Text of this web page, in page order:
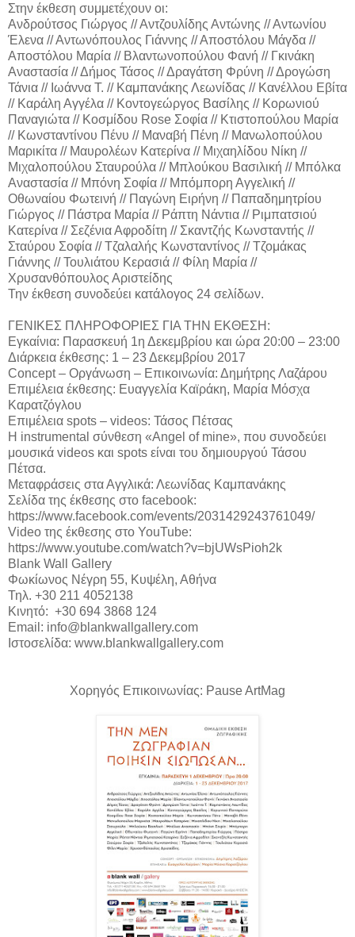
Στην έκθεση συμμετέχουν οι:
Ανδρούτσος Γιώργος // Αντζουλίδης Αντώνης // Αντωνίου
Έλενα // Αντωνόπουλος Γιάννης // Αποστόλου Μάγδα //
Αποστόλου Μαρία // Βλαντωνοπούλου Φανή // Γκινάκη
Αναστασία // Δήμος Τάσος // Δραγάτση Φρύνη // Δρογώση
Τάνια // Ιωάννα Τ. // Καμπανάκης Λεωνίδας // Κανέλλου Εβίτα
// Καράλη Αγγέλα // Κοντογεώργος Βασίλης // Κορωνιού
Παναγιώτα // Κοσμίδου Rose Σοφία // Κτιστοπούλου Μαρία
// Κωνσταντίνου Πένυ // Μαναβή Πένη // Μανωλοπούλου
Μαρικίτα // Μαυρολέων Κατερίνα // Μιχαηλίδου Νίκη //
Μιχαλοπούλου Σταυρούλα // Μπλούκου Βασιλική // Μπόλκα
Αναστασία // Μπόνη Σοφία // Μπόμπορη Αγγελική //
Οθωναίου Φωτεινή // Παγώνη Ειρήνη // Παπαδημητρίου
Γιώργος // Πάστρα Μαρία // Ράπτη Νάντια // Ριμπατσιού
Κατερίνα // Σεζένια Αφροδίτη // Σκαντζής Κωνσταντής //
Σταύρου Σοφία // Τζαλαλής Κωνσταντίνος // Τζομάκας
Γιάννης // Τουλιάτου Κερασιά // Φίλη Μαρία //
Χρυσανθόπουλος Αριστείδης
Την έκθεση συνοδεύει κατάλογος 24 σελίδων.
ΓΕΝΙΚΕΣ ΠΛΗΡΟΦΟΡΙΕΣ ΓΙΑ ΤΗΝ ΕΚΘΕΣΗ:
Εγκαίνια: Παρασκευή 1η Δεκεμβρίου και ώρα 20:00 – 23:00
Διάρκεια έκθεσης: 1 – 23 Δεκεμβρίου 2017
Concept – Οργάνωση – Επικοινωνία: Δημήτρης Λαζάρου
Επιμέλεια έκθεσης: Ευαγγελία Καϊράκη, Μαρία Μόσχα
Καρατζόγλου
Επιμέλεια spots – videos: Τάσος Πέτσας
Η instrumental σύνθεση «Angel of mine», που συνοδεύει
μουσικά videos και spots είναι του δημιουργού Τάσου
Πέτσα.
Μεταφράσεις στα Αγγλικά: Λεωνίδας Καμπανάκης
Σελίδα της έκθεσης στο facebook:
https://www.facebook.com/events/2031429243761049/
Video της έκθεσης στο YouTube:
https://www.youtube.com/watch?v=bjUWsPioh2k
Blank Wall Gallery
Φωκίωνος Νέγρη 55, Κυψέλη, Αθήνα
Τηλ. +30 211 4052138
Κινητό: +30 694 3868 124
Email: info@blankwallgallery.com
Ιστοσελίδα: www.blankwallgallery.com
Χορηγός Επικοινωνίας: Pause ArtMag